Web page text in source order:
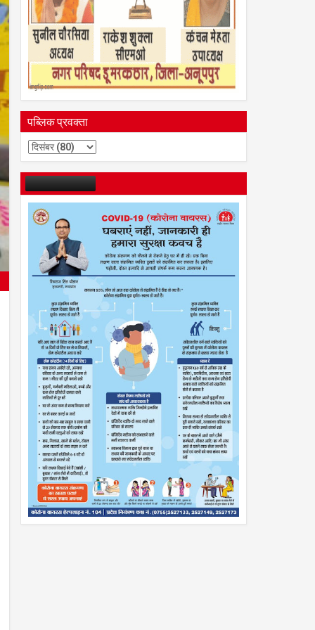
पब्लिक प्रवक्ता